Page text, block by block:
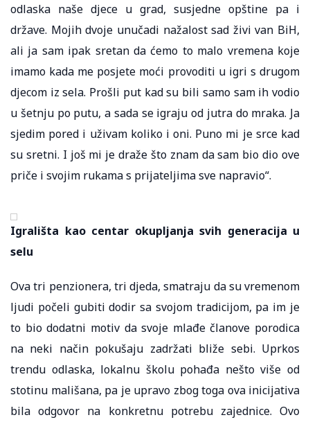
odlaska naše djece u grad, susjedne opštine pa i
države. Mojih dvoje unučadi nažalost sad živi van BiH,
ali ja sam ipak sretan da ćemo to malo vremena koje
imamo kada me posjete moći provoditi u igri s drugom
djecom iz sela. Prošli put kad su bili samo sam ih vodio
u šetnju po putu, a sada se igraju od jutra do mraka. Ja
sjedim pored i uživam koliko i oni. Puno mi je srce kad
su sretni. I još mi je draže što znam da sam bio dio ove
priče i svojim rukama s prijateljima sve napravio“.
Igrališta kao centar okupljanja svih generacija u
selu
Ova tri penzionera, tri djeda, smatraju da su vremenom
ljudi počeli gubiti dodir sa svojom tradicijom, pa im je
to bio dodatni motiv da svoje mlađe članove porodica
na neki način pokušaju zadržati bliže sebi. Uprkos
trendu odlaska, lokalnu školu pohađa nešto više od
stotinu mališana, pa je upravo zbog toga ova inicijativa
bila odgovor na konkretnu potrebu zajednice. Ovo